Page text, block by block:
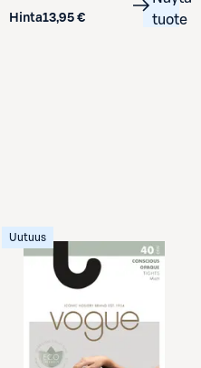
Hinta13,95 €
tuote
Uutuus